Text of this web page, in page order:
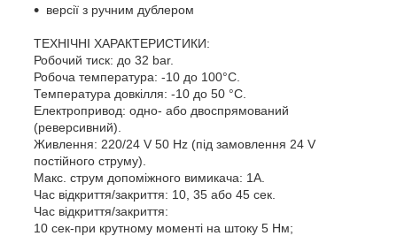
версії з ручним дублером
ТЕХНІЧНІ ХАРАКТЕРИСТИКИ:
Робочий тиск: до 32 bar.
Робоча температура: -10 до 100°С.
Температура довкілля: -10 до 50 °C.
Електропривод: одно- або двоспрямований
(реверсивний).
Живлення: 220/24 V 50 Hz (під замовлення 24 V
постійного струму).
Макс. струм допоміжного вимикача: 1А.
Час відкриття/закриття: 10, 35 або 45 сек.
Час відкриття/закриття:
10 сек-при крутному моменті на штоку 5 Нм;